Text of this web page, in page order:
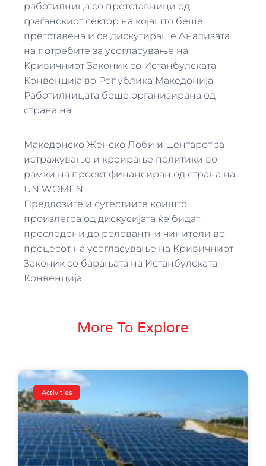
работилница со претставници од
граѓанскиот сектор на којашто беше
претставена и се дискутираше Анализата
на потребите за усогласување на
Кривичниот Законик со Истанбулската
Конвенција во Република Македонија.
Работилницата беше организирана од
страна на
Македонско Женско Лоби и Центарот за
истражување и креирање политики во
рамки на проект финансиран од страна на
UN WOMEN.
Предлозите и сугестиите коишто
произлегоа од дискусијата ќе бидат
проследени до релевантни чинители во
процесот на усогласување на Кривичниот
Законик со барањата на Истанбулската
Конвенција.
More To Explore
Activities